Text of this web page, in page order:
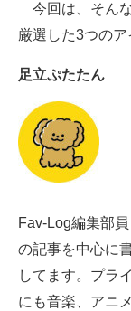
企業向けIT製品
IT製品の技術・
製造業のIT導入
モノづくり技術
エレクトロニク
エネルギーの専
建設×テクノロジ
今回は、そん
厳選した3つのア
足立ぷたたん
Fav-Log編集部
の記事を中心に
してます。プラ
にも音楽、アニ